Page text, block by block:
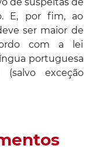
E, por fim, ao
ser maior de
com a lei
portuguesa
exceção